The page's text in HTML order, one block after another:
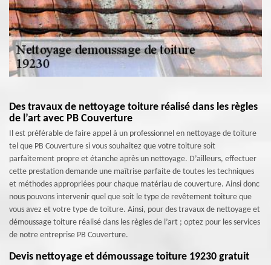
Des travaux de nettoyage toiture réalisé dans les règles
de l’art avec PB Couverture
Il est préférable de faire appel à un professionnel en nettoyage de toiture
tel que PB Couverture si vous souhaitez que votre toiture soit
parfaitement propre et étanche après un nettoyage. D’ailleurs, effectuer
cette prestation demande une maîtrise parfaite de toutes les techniques
et méthodes appropriées pour chaque matériau de couverture. Ainsi donc
nous pouvons intervenir quel que soit le type de revêtement toiture que
vous avez et votre type de toiture. Ainsi, pour des travaux de nettoyage et
démoussage toiture réalisé dans les règles de l’art ; optez pour les services
de notre entreprise PB Couverture.
Devis nettoyage et démoussage toiture 19230 gratuit